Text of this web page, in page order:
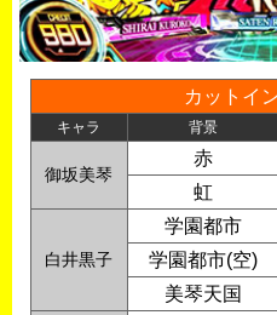
カットイ
キャラ 背景
御坂美琴
赤
虹
白井黒子
学園都市
学園都市(空)
美琴天国